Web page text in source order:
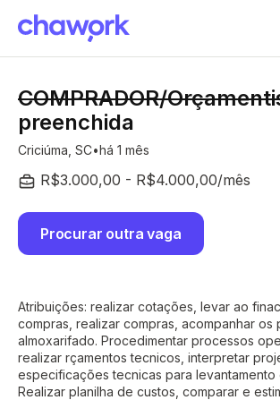
COMPRADOR/
preenchida
Criciúma, SC há 1 mês
R$3.000,00 - R$4.000,00/mês
Procurar outra vaga
Atribuições: realizar cotações, levar ao
compras, realizar compras, acompanhar os
almoxarifado. Procedimentar processos
realizar rçamentos tecnicos, interpretar
especificações tecnicas para levantamento
Realizar planilha de custos, comparar e